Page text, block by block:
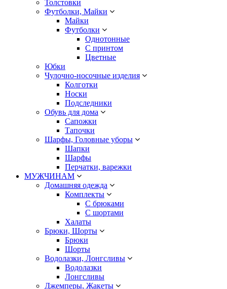
Толстовки
Футболки, Майки
Майки
Футболки
Однотонные
С принтом
Цветные
Юбки
Чулочно-носочные изделия
Колготки
Носки
Подследники
Обувь для дома
Сапожки
Тапочки
Шарфы, Головные уборы
Шапки
Шарфы
Перчатки, варежки
МУЖЧИНАМ
Домашняя одежда
Комплекты
С брюками
С шортами
Халаты
Брюки, Шорты
Брюки
Шорты
Водолазки, Лонгсливы
Водолазки
Лонгсливы
Джемперы, Жакеты